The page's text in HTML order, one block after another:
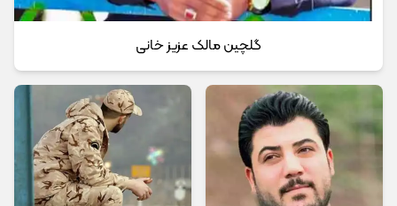
گلچین مالک عزیز خانی